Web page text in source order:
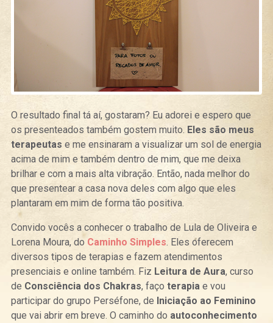
O resultado final tá aí, gostaram? Eu adorei e espero que
os presenteados também gostem muito. Eles são meus
terapeutas e me ensinaram a visualizar um sol de energia
acima de mim e também dentro de mim, que me deixa
brilhar e com a mais alta vibração. Então, nada melhor do
que presentear a casa nova deles com algo que eles
plantaram em mim de forma tão positiva.
Convido vocês a conhecer o trabalho de Lula de Oliveira e
Lorena Moura, do Caminho Simples. Eles oferecem
diversos tipos de terapias e fazem atendimentos
presenciais e online também. Fiz Leitura de Aura, curso
de Consciência dos Chakras, faço terapia e vou
participar do grupo Perséfone, de Iniciação ao Feminino
que vai abrir em breve. O caminho do autoconhecimento